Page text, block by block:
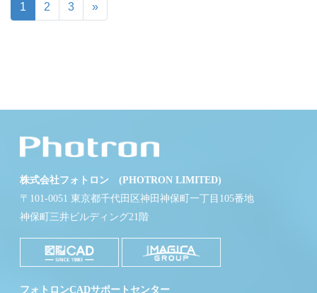
1 2 3 »
株式会社フォトロン (PHOTRON LIMITED)
〒101-0051 東京都千代田区神田神保町一丁目105番地
神保町三井ビルディング21階
フォトロンCADサポートセンター